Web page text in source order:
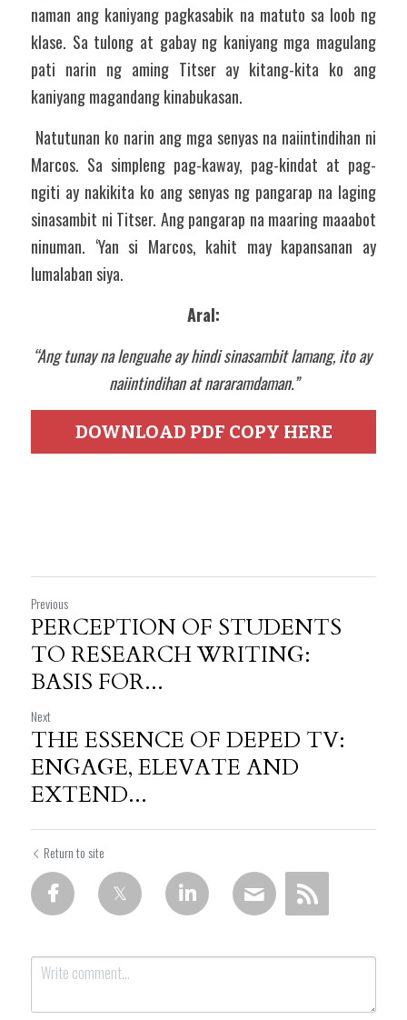
naman ang kaniyang pagkasabik na matuto sa loob ng
klase. Sa tulong at gabay ng kaniyang mga magulang
pati narin ng aming Titser ay kitang-kita ko ang
kaniyang magandang kinabukasan.
Marcos. Sa simpleng pag-kaway, pag-kindat at pag-
ngiti ay nakikita ko ang senyas ng pangarap na laging
sinasambit ni Titser. Ang pangarap na maaring maaabot
ninuman. ‘Yan si Marcos, kahit may kapansanan ay
lumalaban siya.
Aral:
“Ang tunay na lenguahe ay hindi sinasambit lamang, ito ay
naiintindihan at nararamdaman.”
DOWNLOAD PDF COPY HERE
Previous
PERCEPTION OF STUDENTS
TO RESEARCH WRITING:
BASIS FOR...
Next
THE ESSENCE OF DEPED TV:
ENGAGE, ELEVATE AND
EXTEND...
Return to site